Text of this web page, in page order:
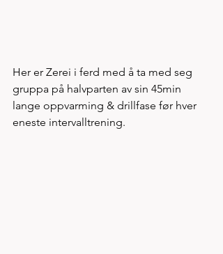
Her er Zerei i ferd med å ta med seg
gruppa på halvparten av sin 45min
lange oppvarming & drillfase før hver
eneste intervalltrening.